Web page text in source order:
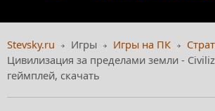
Stevsky.ru Игры Игры на ПК
Цивилизация за пределами земли -
геймплей, скачать